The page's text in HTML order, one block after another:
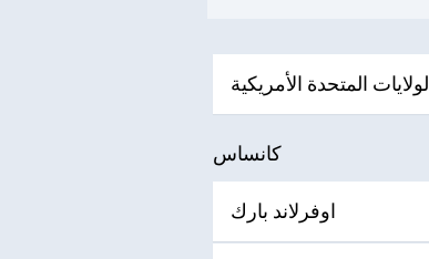
الولايات المتحدة الأمريكية
كانساس
اوفرلاند بارك